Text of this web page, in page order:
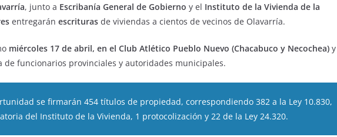
, junto a Escribanía General de Gobierno y el Instituto de la Vivienda de la
entregarán escrituras de viviendas a cientos de vecinos de Olavarría.
miércoles 17 de abril, en el Club Atlético Pueblo Nuevo (Chacabuco y Necochea) y
de funcionarios provinciales y autoridades municipales.
se firmarán 454 títulos de propiedad, correspondiendo 382 a la Ley 10.830,
del Instituto de la Vivienda, 1 protocolización y 22 de la Ley 24.320.